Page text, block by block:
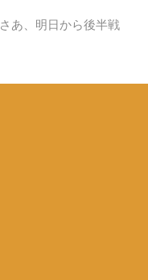
さあ、明日から後半戦